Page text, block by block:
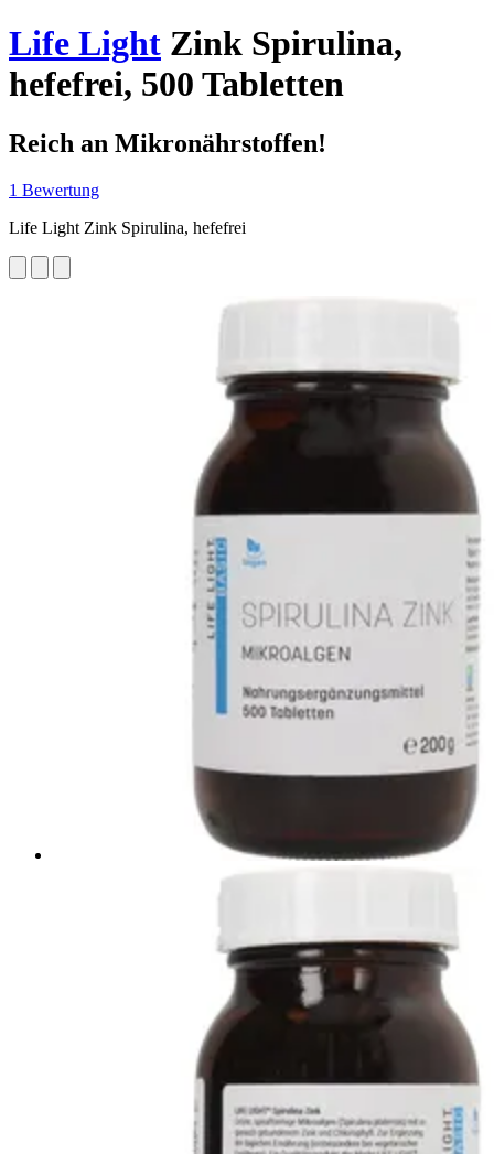
Life Light Zink Spirulina,
hefefrei, 500 Tabletten
Reich an Mikronährstoffen!
1 Bewertung
Life Light Zink Spirulina, hefefrei